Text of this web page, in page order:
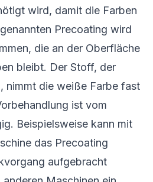
wird, damit die Farben
Precoating wird
die an der Oberfläche
bleibt. Der Stoff, der
nimmt die weiße Farbe fast
ist vom
Beispielsweise kann mit
das Precoating
aufgebracht